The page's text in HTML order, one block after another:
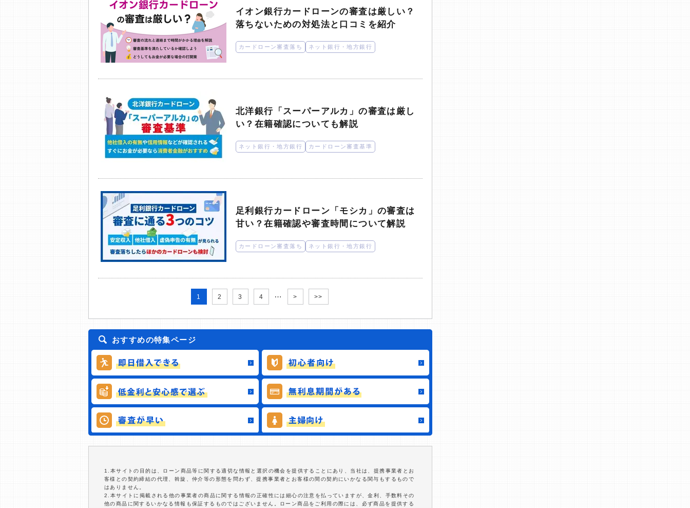
イオン銀行カードローンの審査は厳しい？
落ちないための対処法と口コミを紹介
カードローン審査落ち ネット銀行・地方銀行
北洋銀行「スーパーアルカ」の審査は厳し
い？在籍確認についても解説
ネット銀行・地方銀行 カードローン審査基準
足利銀行カードローン「モシカ」の審査は
甘い？在籍確認や審査時間について解説
カードローン審査落ち ネット銀行・地方銀行
1 2 3 4 … > >>
おすすめの特集ページ
1.本サイトの目的は、ローン商品等に関する適切な情報と選択の機会を提供することにあり、当社は、提携事業者とお
客様との契約締結の代理、斡旋、仲介等の形態を問わず、提携事業者とお客様の間の契約にいかなる関与もするもので
はありません。
2.本サイトに掲載される他の事業者の商品に関する情報の正確性には細心の注意を払っていますが、金利、手数料その
他の商品に関するいかなる情報も保証するものではございません。ローン商品をご利用の際には、必ず商品を提供する